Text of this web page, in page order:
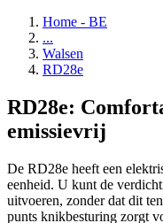
Home - BE
...
Walsen
RD28e
RD28e:
emissievrij
De RD28e heeft een
eenheid. U kunt de
uitvoeren, zonder dat dit
punts knikbesturing zorgt